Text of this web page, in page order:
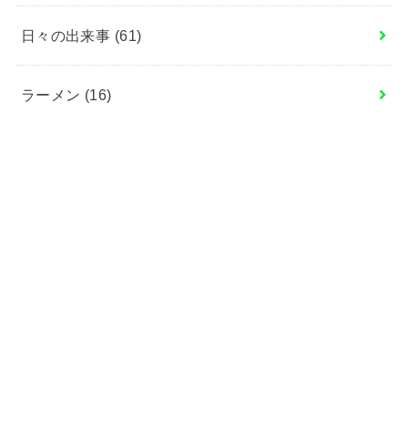
日々の出来事 (61)
ラーメン (16)